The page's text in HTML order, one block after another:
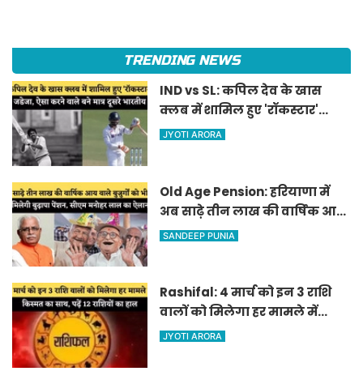
TRENDING NEWS
IND vs SL: कपिल देव के खास
क्लब में शामिल हुए 'रॉकस्टार'
जडेजा, ऐसा करने वाले बने मात्र
JYOTI ARORA
Old Age Pension: हरियाणा में
अब साढ़े तीन लाख की वार्षिक आय
वाले बुजुर्गों को भी मिलेगी बुढ़ापा
SANDEEP PUNIA
Rashifal: 4 मार्च को इन 3 राशि
वालों को मिलेगा हर मामले में
किस्मत का साथ, पढ़ें 12 राशियों का
JYOTI ARORA